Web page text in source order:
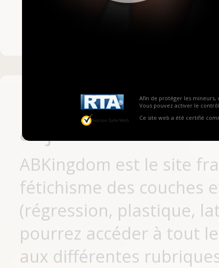
Afin de protéger les mineurs,
Vous pouvez activer le
Ce site web a été certifié
Pas encore
aujourd'hui
ABKingdom est le site
fétichisme des couches
(régression, plastique,
pourrez accéder à tout
aux différentes